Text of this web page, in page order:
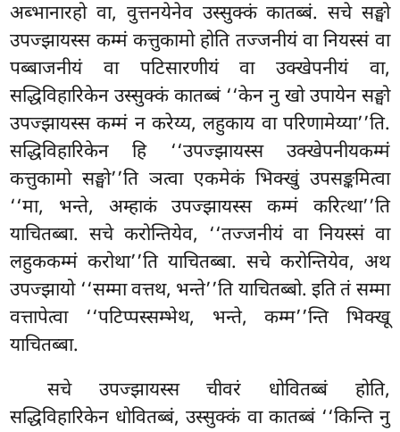
अब्भानारहो वा, वुत्तनयेनेव उस्सुक्कं कातब्बं. सचे सङ्घो
उपज्झायस्स कम्मं कत्तुकामो होति तज्जनीयं वा नियस्सं वा
पब्बाजनीयं वा पटिसारणीयं वा उक्खेपनीयं वा,
सद्धिविहारिकेन उस्सुक्कं कातब्बं ‘‘केन नु खो उपायेन सङ्घो
उपज्झायस्स कम्मं न करेय्य, लहुकाय वा परिणामेय्या’’ति.
सद्धिविहारिकेन हि ‘‘उपज्झायस्स उक्खेपनीयकम्मं
कत्तुकामो सङ्घो’’ति ञत्वा एकमेकं भिक्खुं उपसङ्कमित्वा
‘‘मा, भन्ते, अम्हाकं उपज्झायस्स कम्मं करित्था’’ति
याचितब्बा. सचे करोन्तियेव, ‘‘तज्जनीयं वा नियस्सं वा
लहुककम्मं करोथा’’ति याचितब्बा. सचे करोन्तियेव, अथ
उपज्झायो ‘‘सम्मा वत्तथ, भन्ते’’ति याचितब्बो. इति तं सम्मा
वत्तापेत्वा ‘‘पटिप्पस्सम्भेथ, भन्ते, कम्म’’न्ति भिक्खू
याचितब्बा.
सचे उपज्झायस्स चीवरं धोवितब्बं होति,
सद्धिविहारिकेन धोवितब्बं, उस्सुक्कं वा कातब्बं ‘‘किन्ति नु